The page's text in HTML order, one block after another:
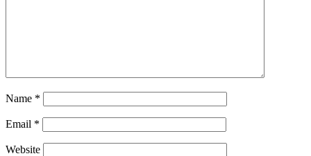
Name *
Email *
Website